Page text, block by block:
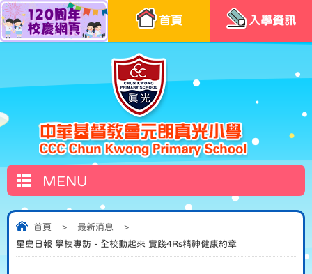
首頁 入學資訊
MENU
首頁 > 最新消息
>
星島日報 學校專訪 - 全校動起來 實踐4Rs精神健康約章